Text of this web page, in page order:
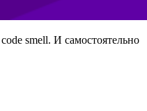
smell. И самостоятельно